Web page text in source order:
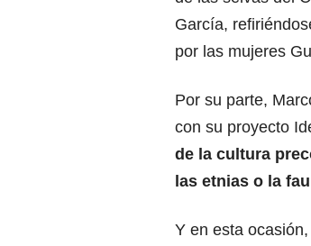
García,
por las mujeres
Por su parte,
con su proyecto
de la cultura
las etnias o la
Y en esta